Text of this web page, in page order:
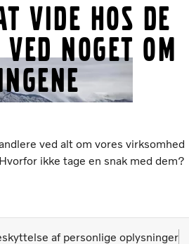
VIDE HOS DE
NOGET OM
ved alt om vores virksomhed
ikke tage en snak med dem?
af personlige oplysninger